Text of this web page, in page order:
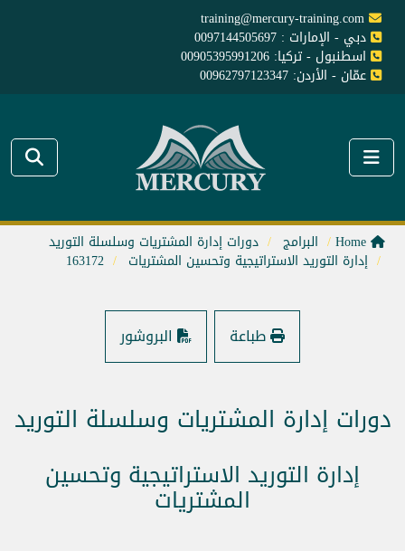
training@mercury-training.com
دبي - الإمارات : 0097144505697
اسطنبول - تركيا: 00905395991206
عمّان - الأردن: 00962797123347
البرامج دورات إدارة المشتريات وسلسلة التوريد
إدارة التوريد الاستراتيجية وتحسين المشتريات 163172
طباعة البروشور
دورات إدارة المشتريات وسلسلة التوريد
إدارة التوريد الاستراتيجية وتحسين
المشتريات